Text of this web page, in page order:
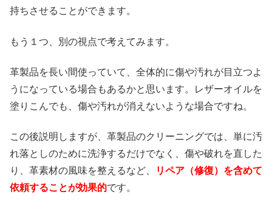
持ちさせることができます。
もう１つ、別の視点で考えてみます。
革製品を長い間使っていて、全体的に傷や汚れが目立つよ
うになっている場合もあるかと思います。レザーオイルを
塗りこんでも、傷や汚れが消えないような場合ですね。
この後説明しますが、革製品のクリーニングでは、単に汚
れ落としのために洗浄するだけでなく、傷や破れを直した
り、革素材の風味を整えるなど、
リペア（修復）を含めて
依頼することが効果的です。